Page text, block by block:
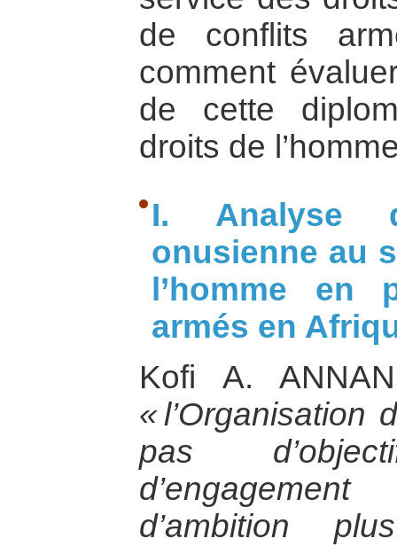
de conflits
comment
de cette
droits de
I. Analyse
onusienne au
l’homme en
armés en
Kofi A.
« l’Organisation
pas
d’ambition